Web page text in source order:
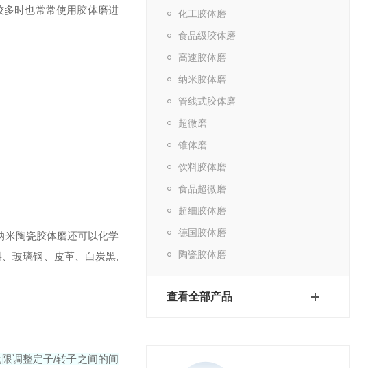
化工胶体磨
食品级胶体磨
高速胶体磨
纳米胶体磨
管线式胶体磨
超微磨
锥体磨
饮料胶体磨
食品超微磨
超细胶体磨
德国胶体磨
陶瓷胶体磨
查看全部产品
时也常常使用胶体磨进
米陶瓷胶体磨还可以化学
玻璃钢、皮革、白炭黑,
调整定子/转子之间的间